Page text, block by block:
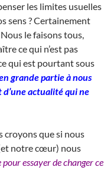
les limites usuelles
sens ? Certainement
le faisons tous,
ce qui n’est pas
qui est pourtant sous
grande partie à nous
d’une actualité qui ne
croyons que si nous
notre cœur) nous
essayer de changer ce